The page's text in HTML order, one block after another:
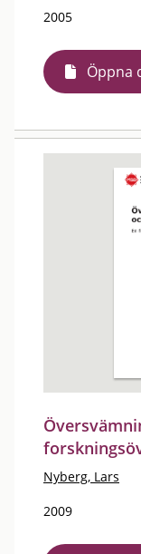
2005
Öppna
Nyberg, Lars
2009